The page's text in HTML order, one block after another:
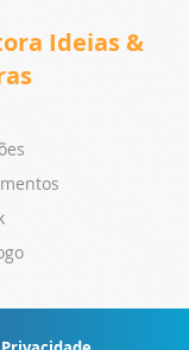
Ideias &